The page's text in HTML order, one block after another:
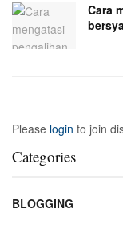
Cara
Please login to join
Categories
BLOGGING